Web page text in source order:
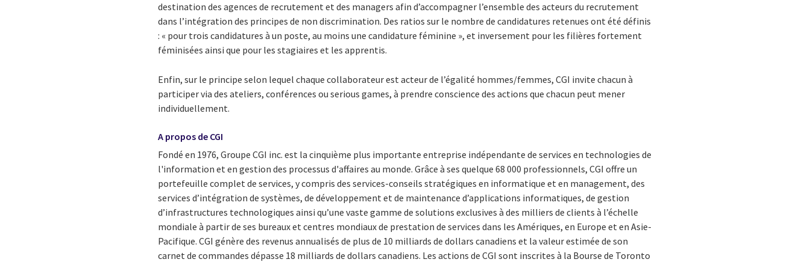
destination des agences de recrutement et des managers afin d’accompagner l’ensemble des acteurs du recrutement
dans l’intégration des principes de non discrimination. Des ratios sur le nombre de candidatures retenues ont été définis
: « pour trois candidatures à un poste, au moins une candidature féminine », et inversement pour les filières fortement
féminisées ainsi que pour les stagiaires et les apprentis.
Enfin, sur le principe selon lequel chaque collaborateur est acteur de l’égalité hommes/femmes, CGI invite chacun à
participer via des ateliers, conférences ou serious games, à prendre conscience des actions que chacun peut mener
individuellement.
A propos de CGI
Fondé en 1976, Groupe CGI inc. est la cinquième plus importante entreprise indépendante de services en technologies de
l'information et en gestion des processus d'affaires au monde. Grâce à ses quelque 68 000 professionnels, CGI offre un
portefeuille complet de services, y compris des services-conseils stratégiques en informatique et en management, des
services d’intégration de systèmes, de développement et de maintenance d’applications informatiques, de gestion
d’infrastructures technologiques ainsi qu’une vaste gamme de solutions exclusives à des milliers de clients à l’échelle
mondiale à partir de ses bureaux et centres mondiaux de prestation de services dans les Amériques, en Europe et en Asie-
Pacifique. CGI génère des revenus annualisés de plus de 10 milliards de dollars canadiens et la valeur estimée de son
carnet de commandes dépasse 18 milliards de dollars canadiens. Les actions de CGI sont inscrites à la Bourse de Toronto